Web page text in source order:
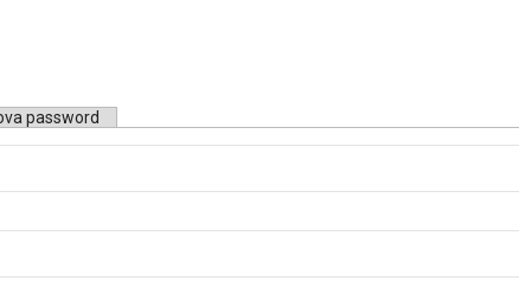
password